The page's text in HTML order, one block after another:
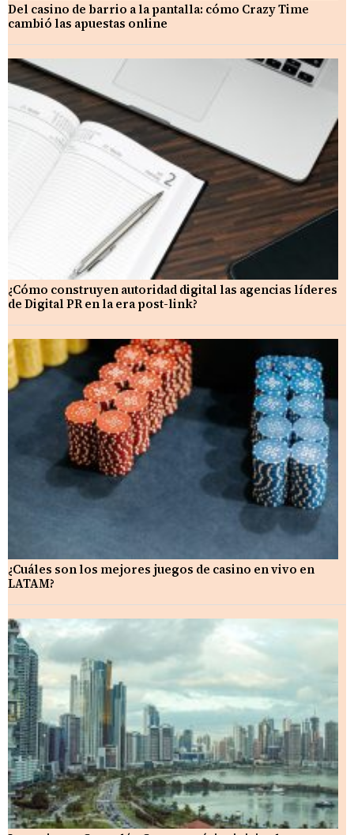
Del casino de barrio a la pantalla: cómo Crazy Time
cambió las apuestas online
¿Cómo construyen autoridad digital las agencias líderes
de Digital PR en la era post-link?
¿Cuáles son los mejores juegos de casino en vivo en
LATAM?